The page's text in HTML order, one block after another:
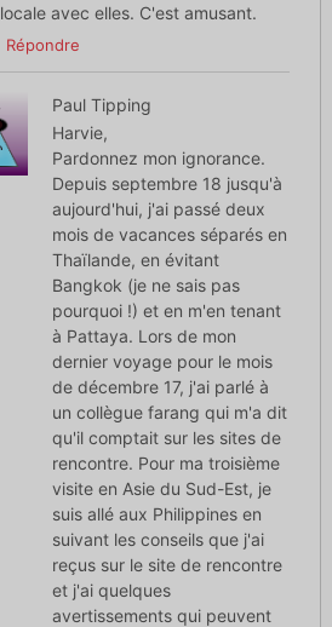
locale avec elles. C'est amusant.
Répondre
Paul Tipping
Harvie,
Pardonnez mon ignorance.
Depuis septembre 18 jusqu'à
aujourd'hui, j'ai passé deux
mois de vacances séparés en
Thaïlande, en évitant
Bangkok (je ne sais pas
pourquoi !) et en m'en tenant
à Pattaya. Lors de mon
dernier voyage pour le mois
de décembre 17, j'ai parlé à
un collègue farang qui m'a dit
qu'il comptait sur les sites de
rencontre. Pour ma troisième
visite en Asie du Sud-Est, je
suis allé aux Philippines en
suivant les conseils que j'ai
reçus sur le site de rencontre
et j'ai quelques
avertissements qui peuvent